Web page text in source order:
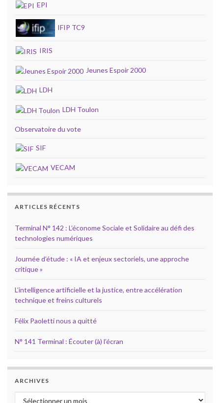
EPI
IFIP TC9
IRIS
Jeunes Espoir 2000
LDH
LDH Toulon
Observatoire du vote
SIF
VECAM
ARTICLES RÉCENTS
Terminal N° 142 : L’économe Sociale et Solidaire au défi des
technologies numériques
Journée d’étude : « IA et enjeux sectoriels, une approche
critique »
L’intelligence artificielle et la justice, entre accélération
technique et freins culturels
Félix Paoletti nous a quitté
N° 141 Terminal : Écouter (à) l’écran
ARCHIVES
Archives